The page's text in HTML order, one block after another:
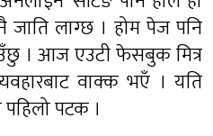
लाग्छ । होम पेज पनि
। आज एउटी फेसबुक मित्र
वाक्क भएँ । यति
पटक ।